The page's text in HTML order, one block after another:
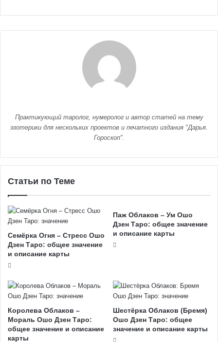
Практикующий таролог, нумеролог и автор статей на тему
эзотерики для нескольких проектов и печатного издания "Дарья.
Гороскоп".
Статьи по Теме
Семёрка Огня – Стресс Ошо
Дзен Таро: общее значение
и описание карты
Паж Облаков – Ум Ошо
Дзен Таро: общее значение
и описание карты
Королева Облаков –
Мораль Ошо Дзен Таро:
общее значение и описание
карты
Шестёрка Облаков (Бремя)
Ошо Дзен Таро: общее
значение и описание карты